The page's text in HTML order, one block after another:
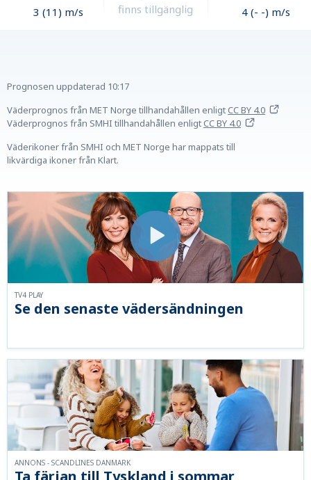
3 (11) m/s
finns tillgänglig
4 (- -) m/s
Prognosen uppdaterad 10:17
Väderprognos från MET Norge tillhandahållen enligtCC BY 4.0
Väderprognos från SMHI tillhandahållen enligtCC BY 4.0
Väderikoner från SMHI och MET Norge har mappats till
likvärdiga ikoner från Klart.
Se den senaste vädersändningen
TV4 PLAY
ANNONS - SCANDLINES DANMARK